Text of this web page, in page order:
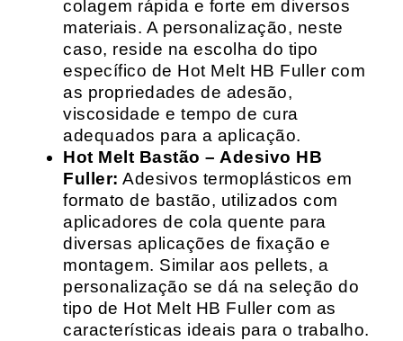
colagem rápida e forte em diversos
materiais. A personalização, neste
caso, reside na escolha do tipo
específico de Hot Melt HB Fuller com
as propriedades de adesão,
viscosidade e tempo de cura
adequados para a aplicação.
Hot Melt Bastão – Adesivo HB
Fuller: Adesivos termoplásticos em
formato de bastão, utilizados com
aplicadores de cola quente para
diversas aplicações de fixação e
montagem. Similar aos pellets, a
personalização se dá na seleção do
tipo de Hot Melt HB Fuller com as
características ideais para o trabalho.